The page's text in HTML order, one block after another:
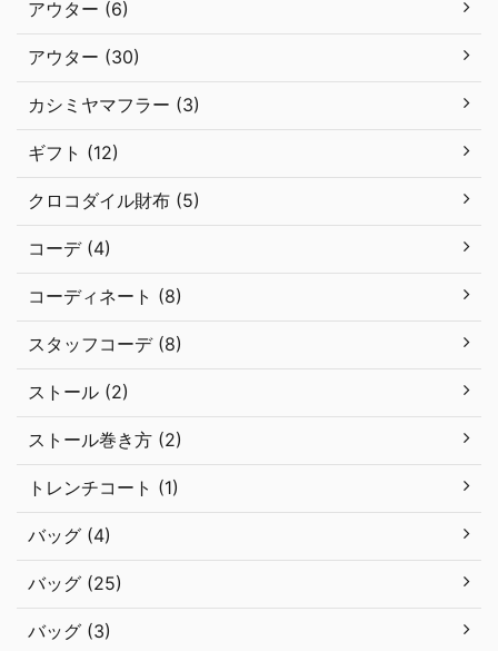
アウター (6)
アウター (30)
カシミヤマフラー (3)
ギフト (12)
クロコダイル財布 (5)
コーデ (4)
コーディネート (8)
スタッフコーデ (8)
ストール (2)
ストール巻き方 (2)
トレンチコート (1)
バッグ (4)
バッグ (25)
バッグ (3)